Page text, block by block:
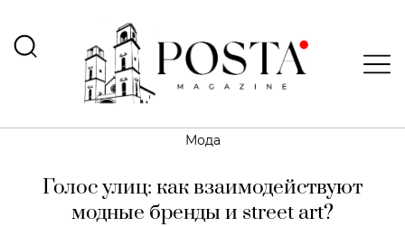
Мода
Голос улиц: как взаимодействуют
модные бренды и street art?